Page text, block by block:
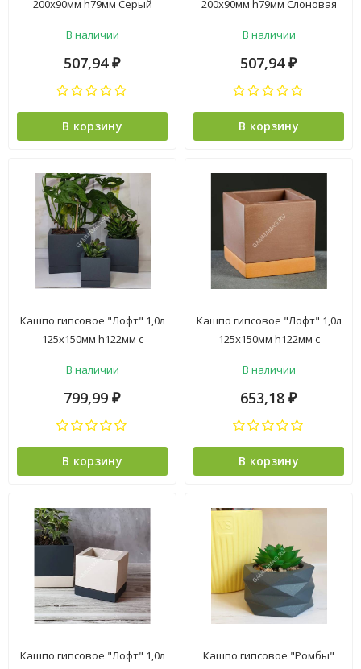
200х90мм h79мм Серый
В наличии
507,94 ₽
В корзину
200х90мм h79мм Слоновая
В наличии
507,94 ₽
В корзину
Кашпо гипсовое "Лофт" 1,0л
125х150мм h122мм с
("VipSet") *1/4
В наличии
799,99 ₽
В корзину
Кашпо гипсовое "Лофт" 1,0л
125х150мм h122мм с
("VipSet") *1/4
В наличии
653,18 ₽
В корзину
Кашпо гипсовое "Лофт" 1,0л
Кашпо гипсовое "Ромбы"